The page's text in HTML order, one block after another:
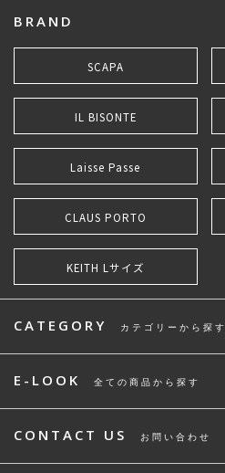
BRAND
SCAPA
IL BISONTE
Laisse Passe
CLAUS PORTO
KEITH Lサイズ
CATEGORY カテゴリーから探す
E-LOOK 全ての商品から探す
CONTACT US お問い合わせ